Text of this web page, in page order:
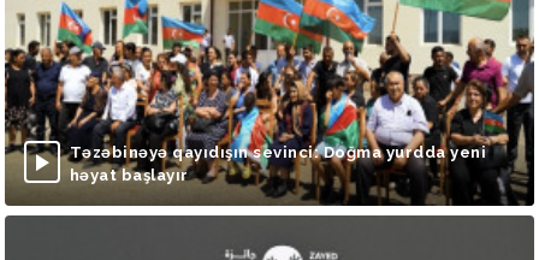
Təzəbinəyə qayıdışın sevinci: Doğma yurdda yeni
həyat başlayır